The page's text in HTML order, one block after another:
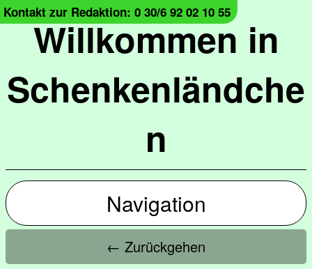
Willkommen in
Schenkenländche
n
Kontakt zur Redaktion: 0 30/6 92 02 10 55
Navigation
← Zurückgehen